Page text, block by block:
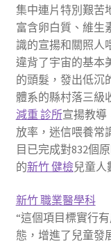
集中連片特別艱苦
富含卵白質、維生
識的宣揚和關照人
違背了宇宙的基本
的頭髮，發出低沉
體系的縣村落三級
減重 診所宣揚教導
放率，迷信喂養常
目已完成對832個
的新竹 健檢兒童人
新竹 職業醫學科
“這個項目標實行
態，增進了兒童發